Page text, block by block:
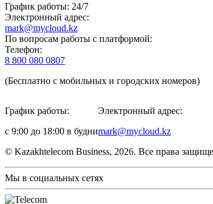
График работы: 24/7
Электронный адрес:
mark@mycloud.kz
По вопросам работы с платформой:
Телефон:
8 800 080 0807
(Бесплатно с мобильных и городских номеров)
График работы:
с 9:00 до 18:00 в будни
Электронный адрес:
mark@mycloud.kz
© Kazakhtelecom Business, 2026. Все права
Мы в социальных сетях